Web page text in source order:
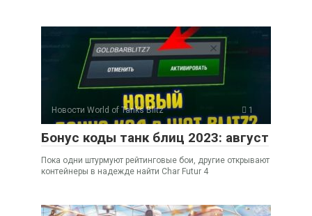
Новости World of Tanks Blitz 1
Бонус коды танк блиц 2023: август
Пока одни штурмуют рейтинговые бои, другие открывают
контейнеры в надежде найти Char Futur 4